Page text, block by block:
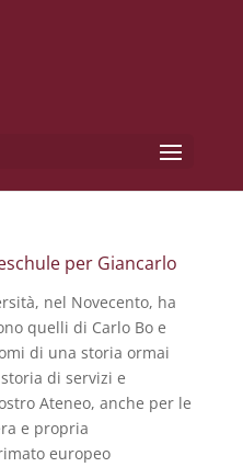
per Giancarlo
nel Novecento, ha
quelli di Carlo Bo e
di una storia ormai
di servizi e
Ateneo, anche per le
e propria
europeo